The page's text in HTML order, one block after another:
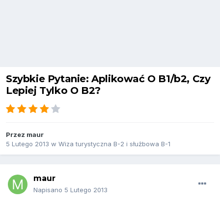
Szybkie Pytanie: Aplikować O B1/b2, Czy
Lepiej Tylko O B2?
Przez maur
5 Lutego 2013 w Wiza turystyczna B-2 i służbowa B-1
maur
Napisano 5 Lutego 2013